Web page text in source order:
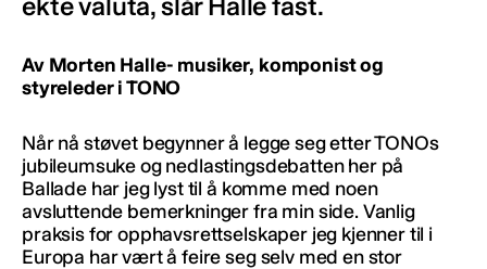
Av Morten Halle- musiker, komponist og
styreleder i TONO
Når nå støvet begynner å legge seg etter TONOs
jubileumsuke og nedlastingsdebatten her på
Ballade har jeg lyst til å komme med noen
avsluttende bemerkninger fra min side. Vanlig
praksis for opphavsrettselskaper jeg kjenner til i
Europa har vært å feire seg selv med en stor